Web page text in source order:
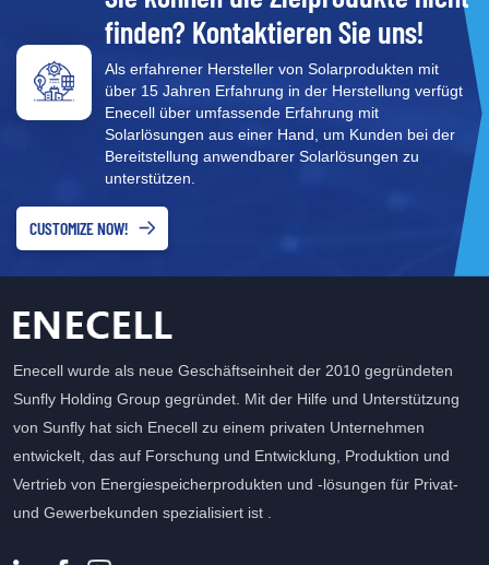
finden? Kontaktieren Sie uns!
Als erfahrener Hersteller von Solarprodukten mit
über 15 Jahren Erfahrung in der Herstellung verfügt
Enecell über umfassende Erfahrung mit
Solarlösungen aus einer Hand, um Kunden bei der
Bereitstellung anwendbarer Solarlösungen zu
unterstützen.
CUSTOMIZE NOW!
Enecell wurde als neue Geschäftseinheit der 2010 gegründeten
Sunfly Holding Group gegründet. Mit der Hilfe und Unterstützung
von Sunfly hat sich Enecell zu einem privaten Unternehmen
entwickelt, das auf Forschung und Entwicklung, Produktion und
Vertrieb von Energiespeicherprodukten und -lösungen für Privat-
und Gewerbekunden spezialisiert ist .